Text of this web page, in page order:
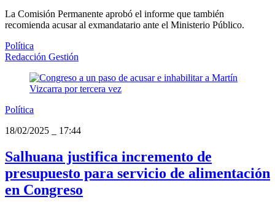
La Comisión Permanente aprobó el informe que también
recomienda acusar al exmandatario ante el Ministerio Público.
Política
Redacción Gestión
Política
18/02/2025
17:44
Salhuana justifica incremento de
presupuesto para servicio de alimentación
en Congreso